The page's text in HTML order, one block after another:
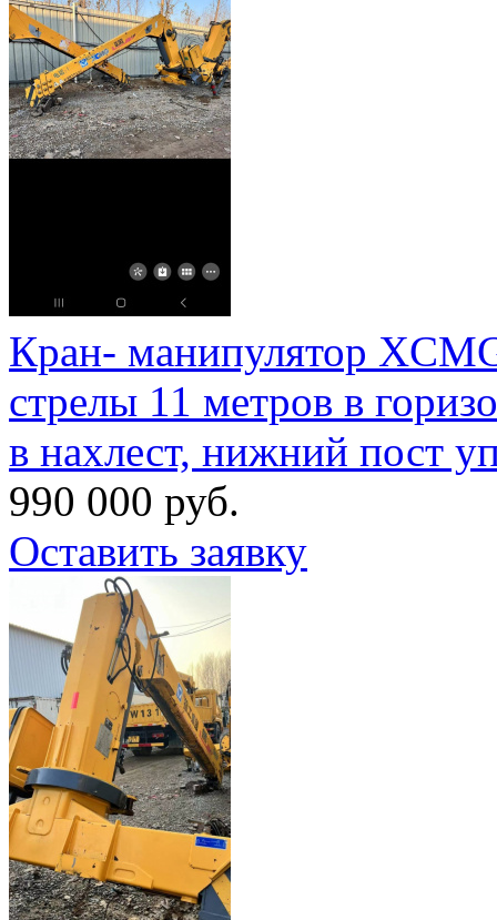
Кран- манипулятор
стрелы 11 метров в
в нахлест, нижний пост
990 000 руб.
Оставить заявку